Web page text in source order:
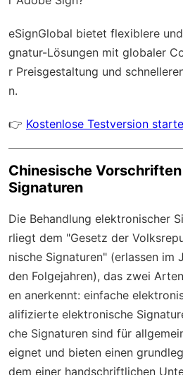
eSignGlobal bietet flexiblere
gnatur-Lösungen mit globaler
r Preisgestaltung und
n.
👉 Kostenlose Testversion
Chinesische
Signaturen
Die Behandlung elektronischer
rliegt dem "Gesetz der
nische Signaturen" (erlassen im
den Folgejahren), das zwei
en anerkennt: einfache
alifizierte elektronische
che Signaturen sind für
eignet und bieten einen
dem einer handschriftlichen